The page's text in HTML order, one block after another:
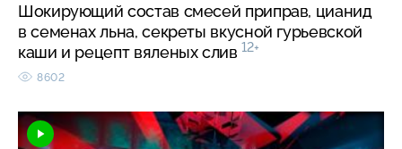
Шокирующий состав смесей приправ, цианид
в семенах льна, секреты вкусной гурьевской
каши и рецепт вяленых слив 12+
8602